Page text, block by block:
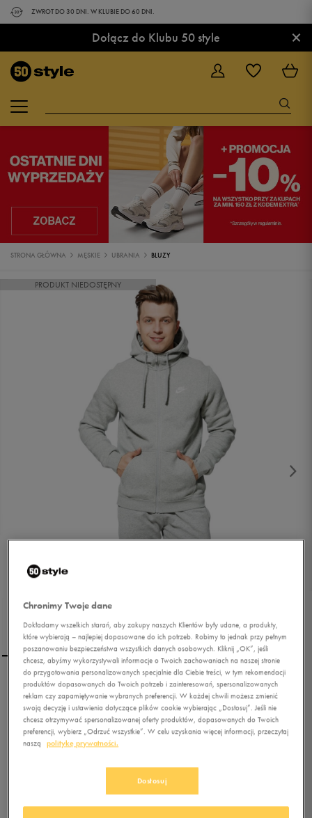
ZWROT DO 30 DNI. W KLUBIE DO 60 DNI.
Dołącz do Klubu 50 style ×
STRONA GŁÓWNA MĘSKIE UBRANIA BLUZY
PRODUKT NIEDOSTĘPNY
NIKE BLUZA M NSW
HOODIE FZ FLC CLUB
0.0( 0)
169,99złz Vat
KLUBIE 50 STYLE
Chronimy Twoje dane
Dokładamy wszelkich starań, aby zakupy naszych Klientów były udane, a produkty,
które wybierają – najlepiej dopasowane do ich potrzeb. Robimy to jednak przy pełnym
poszanowaniu bezpieczeństwa wszystkich danych osobowych. Kliknij „OK”, jeśli
chcesz, abyśmy wykorzystywali informacje o Twoich zachowaniach na naszej stronie
do przygotowania personalizowanych specjalnie dla Ciebie treści, w tym rekomendacji
produktów dopasowanych do Twoich potrzeb i zainteresowań, spersonalizowanych
reklam czy zapamiętywanie wybranych preferencji. W każdej chwili możesz zmienić
swoją decyzję i ustawienia dotyczące plików cookie wybierając „Dostosuj”. Jeśli nie
chcesz otrzymywać spersonalizowanej oferty produktów, dopasowanych do Twoich
preferencji, wybierz „Odrzuć wszystkie”. W celu uzyskania więcej informacji, przeczytaj
naszą
politykę prywatności.
Dostosuj